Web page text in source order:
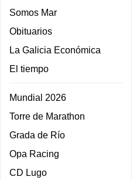
Somos Mar
Obituarios
La Galicia Económica
El tiempo
Mundial 2026
Torre de Marathon
Grada de Río
Opa Racing
CD Lugo